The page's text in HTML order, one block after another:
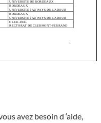
avez besoin d ‘aide,